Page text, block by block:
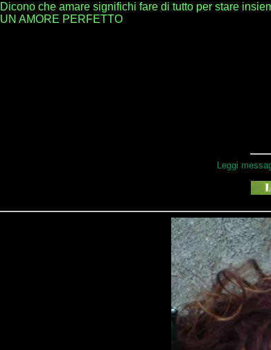
Dicono che amare significhi fare di tutto per stare
UN AMORE PERFETTO
Leggi